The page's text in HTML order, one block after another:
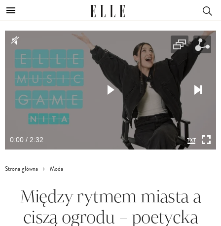
0:00 / 2:32
Strona główna Moda
Między rytmem miasta a
ciszą ogrodu – poetycka